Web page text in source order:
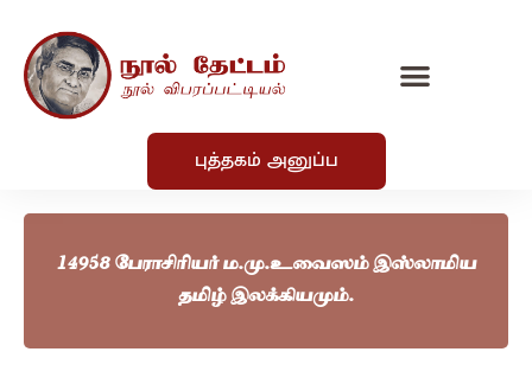
புத்தகம் அனுப்ப
14958 பேராசிரியர் ம.மு.உவைஸம் இஸ்லாமிய
தமிழ் இலக்கியமும்.